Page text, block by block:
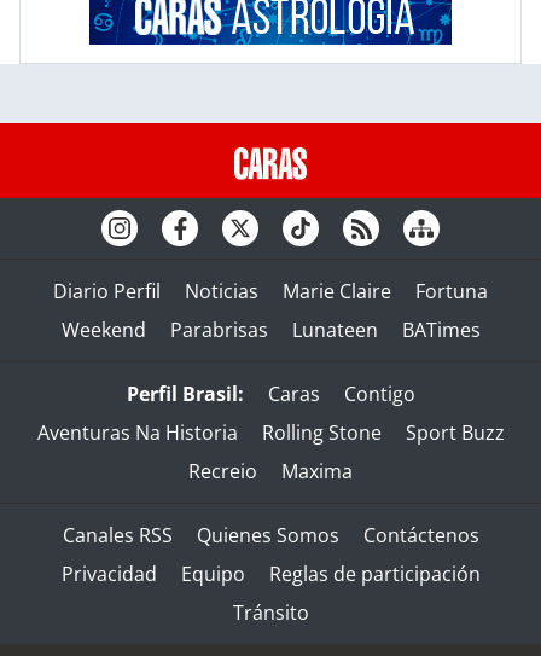
Diario Perfil Noticias Marie Claire
Fortuna
Weekend
Parabrisas Lunateen BATimes
Perfil Brasil: Caras
Contigo
Aventuras Na Historia
Rolling Stone
Sport Buzz
Recreio
Maxima
Canales RSS Quienes Somos
Contáctenos
Privacidad
Equipo
Reglas de participación
Tránsito